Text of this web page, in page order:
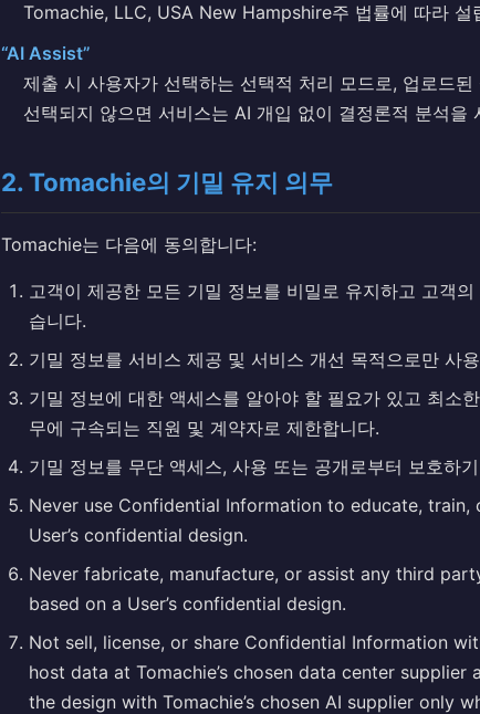
Tomachie, LLC, USA New Hampshire주 법률에 따라 설
“AI Assist”
제출 시 사용자가 선택하는 선택적 처리 모드로, 업로드
선택되지 않으면 서비스는 AI 개입 없이 결정론적 분석을
2. Tomachie의 기밀 유지 의무
Tomachie는 다음에 동의합니다:
고객이 제공한 모든 기밀 정보를 비밀로 유지하고 고객
습니다.
기밀 정보를 서비스 제공 및 서비스 개선 목적으로만 사
기밀 정보에 대한 액세스를 알아야 할 필요가 있고 최소
무에 구속되는 직원 및 계약자로 제한합니다.
기밀 정보를 무단 액세스, 사용 또는 공개로부터 보호하
Never use Confidential Information to educate,
User’s confidential design.
Never fabricate, manufacture, or assist any third
based on a User’s confidential design.
Not sell, license, or share Confidential Information
host data at Tomachie’s chosen data center
the design with Tomachie’s chosen AI supplier only